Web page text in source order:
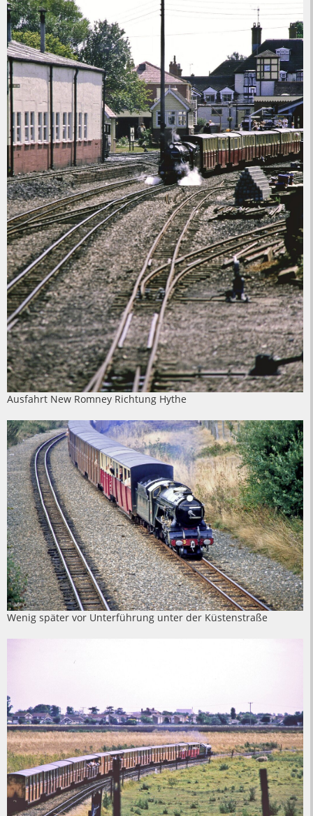
Ausfahrt New Romney Richtung Hythe
Wenig später vor Unterführung unter der Küstenstraße